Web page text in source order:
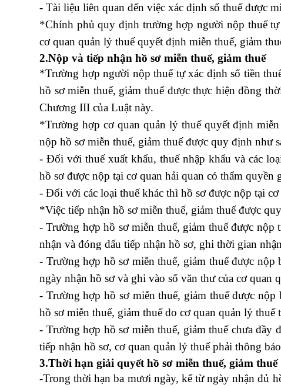
- Tài liệu liên quan đến việc xác định số thuế được
*Chính phủ quy định trường hợp người nộp thuế
cơ quan quản lý thuế quyết định miễn thuế, giảm
2.Nộp và tiếp nhận hồ sơ miễn thuế, giảm thuế
*Trường hợp người nộp thuế tự xác định số tiền
hồ sơ miễn thuế, giảm thuế được thực hiện đồng
Chương III của Luật này.
*Trường hợp cơ quan quản lý thuế quyết định
nộp hồ sơ miễn thuế, giảm thuế được quy định như
- Đối với thuế xuất khẩu, thuế nhập khẩu và các
hồ sơ được nộp tại cơ quan hải quan có thẩm quyền
- Đối với các loại thuế khác thì hồ sơ được nộp tại
*Việc tiếp nhận hồ sơ miễn thuế, giảm thuếđược
- Trường hợp hồ sơ miễn thuế, giảm thuế được
nhận và đóng dấu tiếp nhận hồ sơ, ghi thời gian
- Trường hợp hồ sơ miễn thuế, giảm thuế được
ngày nhận hồ sơ và ghi vào sổ văn thư của cơ quan
- Trường hợp hồ sơ miễn thuế, giảm thuế được
hồ sơ miễn thuế, giảm thuế do cơ quan quản lý
- Trường hợp hồ sơ miễn thuế, giảm thuế chưa
tiếp nhận hồ sơ, cơ quan quản lý thuế phải thông
3.Thời hạn giải quyết hồ sơ miễn thuế, giảm thuế
-Trong thời hạn ba mươi ngày, kể từ ngày nhận đủ